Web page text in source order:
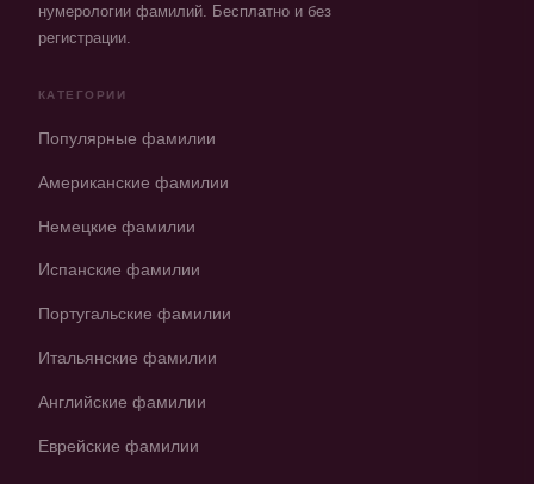
нумерологии фамилий. Бесплатно и без
регистрации.
КАТЕГОРИИ
Популярные фамилии
Американские фамилии
Немецкие фамилии
Испанские фамилии
Португальские фамилии
Итальянские фамилии
Английские фамилии
Еврейские фамилии